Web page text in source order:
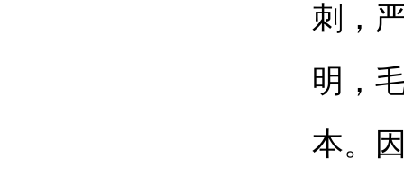
刺，
明，
本。